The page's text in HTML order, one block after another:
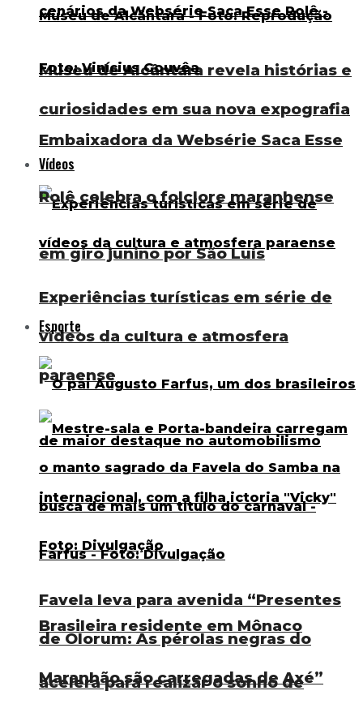
Museu de Alcântara revela histórias e
curiosidades em sua nova expografia
Vídeos
Experiências turísticas em série de
vídeos da cultura e atmosfera
paraense
Favela leva para avenida “Presentes
de Olorum: As pérolas negras do
Maranhão são carregadas de Axé”
Embaixadora da Websérie Saca Esse
Rolê celebra o folclore maranhense
em giro junino por São Luís
Esporte
Brasileira residente em Mônaco
acelera para realizar o sonho de